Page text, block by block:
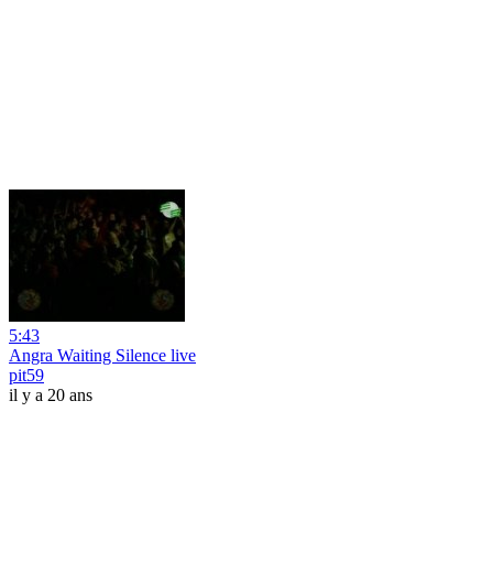
5:43
Angra Waiting Silence live
pit59
il y a 20 ans